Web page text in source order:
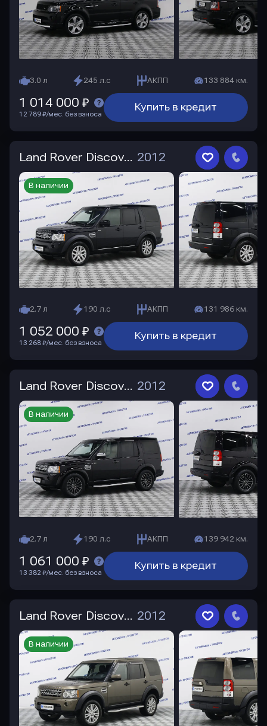
3.0 л 245 л.с АКПП 133 884 км.
Купить в кредит
1 014 000 ₽
12 789 ₽/мес. без взноса
Land Rover Discovery 2012
2.7 л 190 л.с АКПП 131 986 км.
В наличии
Купить в кредит
1 052 000 ₽
13 268 ₽/мес. без взноса
Land Rover Discovery 2012
2.7 л 190 л.с АКПП 139 942 км.
В наличии
Купить в кредит
1 061 000 ₽
13 382 ₽/мес. без взноса
Land Rover Discovery 2012
В наличии